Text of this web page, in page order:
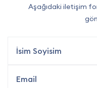
Aşağıdaki iletişim